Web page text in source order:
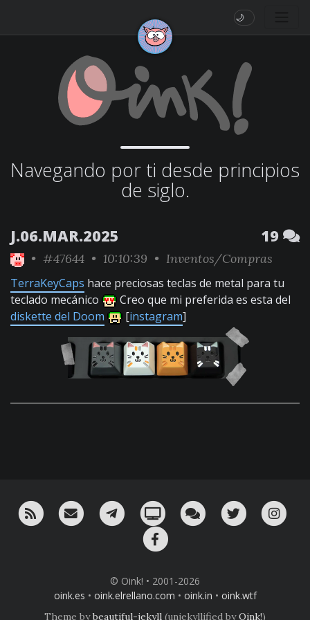
🌙
Navegando por ti desde principios
de siglo.
J.06.MAR.2025 19
• #47644 • 10:10:39 • Inventos/Compras
TerraKeyCaps hace preciosas teclas de metal para tu
teclado mecánico
Creo que mi preferida es esta del
diskette del Doom
[instagram]
RSS ¡Mándame un email!¡Nuestro canal en Telegram!
Oink! TV Charla con nosotros
Twitter
© Oink! • 2001-2026
oink.es • oink.elrellano.com • oink.in • oink.wtf
Theme bybeautiful-jekyll (unjekyllified byOink!)